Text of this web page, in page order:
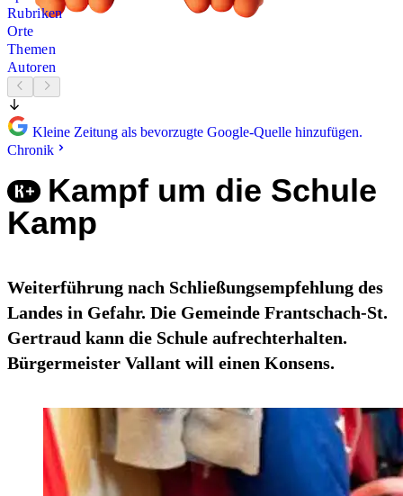
Rubriken
Orte
Themen
Autoren
Kleine Zeitung als bevorzugte Google-Quelle hinzufügen.
Chronik
Kampf um die Schule
Kamp
Weiterführung nach Schließungsempfehlung des
Landes in Gefahr. Die Gemeinde Frantschach-St.
Gertraud kann die Schule aufrechterhalten.
Bürgermeister Vallant will einen Konsens.